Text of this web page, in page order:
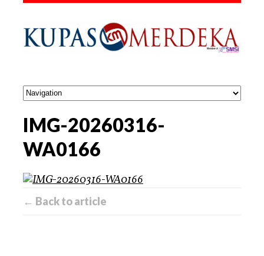
IMG-20260316-
WA0166
← Back to article